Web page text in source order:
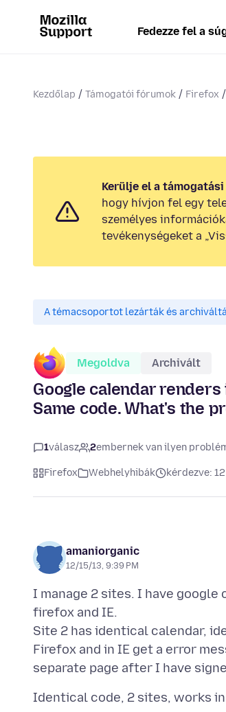
Fedezze fel a
Kezdőlap Támogatói fórumok Firefox
Kerülje el a
hogy hívjon fel egy
személyes
tevékenységeket a
A témacsoportot lezárták és
Megoldva Archivált
Google calendar
Same code. What's the
1válasz 2embernek van ilyen
Firefox Webhelyhibák kérdezve:
amaniorganic
12/15/13, 9:39 PM
I manage 2 sites. I have
firefox and IE.
Site 2 has identical calendar,
Firefox and in IE get a error